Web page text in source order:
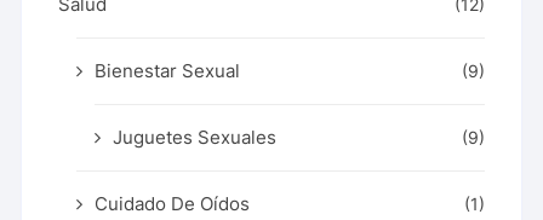
Salud (12)
Bienestar Sexual (9)
Juguetes Sexuales (9)
Cuidado De Oídos (1)